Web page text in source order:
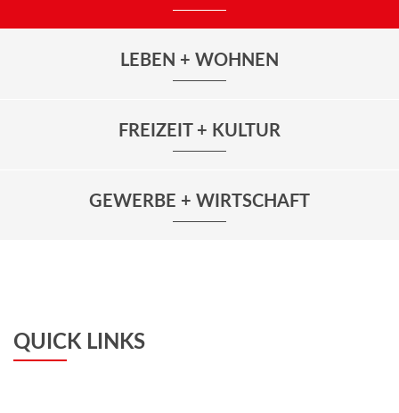
LEBEN + WOHNEN
FREIZEIT + KULTUR
GEWERBE + WIRTSCHAFT
QUICK LINKS